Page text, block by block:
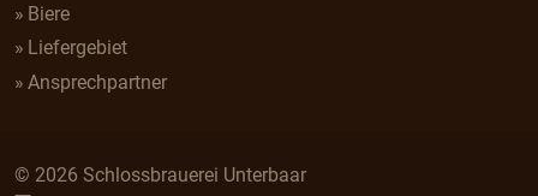
Biere
Liefergebiet
Ansprechpartner
© 2026 Schlossbrauerei Unterbaar